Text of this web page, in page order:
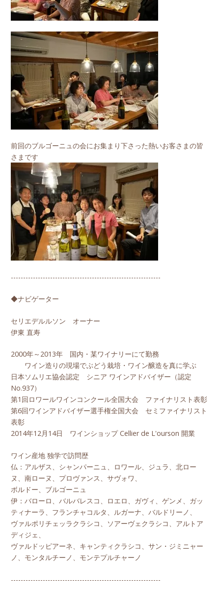
前回のブルゴーニュの会にお集まり下さった熱いお客さまの皆
さまです
-------------------------------------------------------------
◆ナビゲーター
セリエデルルソン オーナー
伊東 直寿
2000年～2013年 国内・某ワイナリーにて勤務
ワイン造りの現場でぶどう栽培・ワイン醸造を真に学ぶ
日本ソムリエ協会認定 シニア ワインアドバイザー（認定
No.937）
第1回ロワールワインコンクール全国大会 ファイナリスト表彰
第6回ワインアドバイザー選手権全国大会 セミファイナリスト
表彰
2014年12月14日 ワインショップ Cellier de L'ourson 開業
ワイン産地 独学で訪問歴
仏：アルザス、シャンパーニュ、ロワール、ジュラ、北ロー
ヌ、南ローヌ、プロヴァンス、サヴォワ、
ボルドー、ブルゴーニュ
伊：バローロ、バルバレスコ、ロエロ、ガヴィ、ゲンメ、ガッ
ティナーラ、フランチャコルタ、ルガーナ、バルドリーノ、
ヴァルポリチェッラクラシコ、ソアーヴェクラシコ、アルトア
ディジェ、
ヴァルドッピアーネ、キャンティクラシコ、サン・ジミニャー
ノ、モンタルチーノ、モンテプルチャーノ
-------------------------------------------------------------